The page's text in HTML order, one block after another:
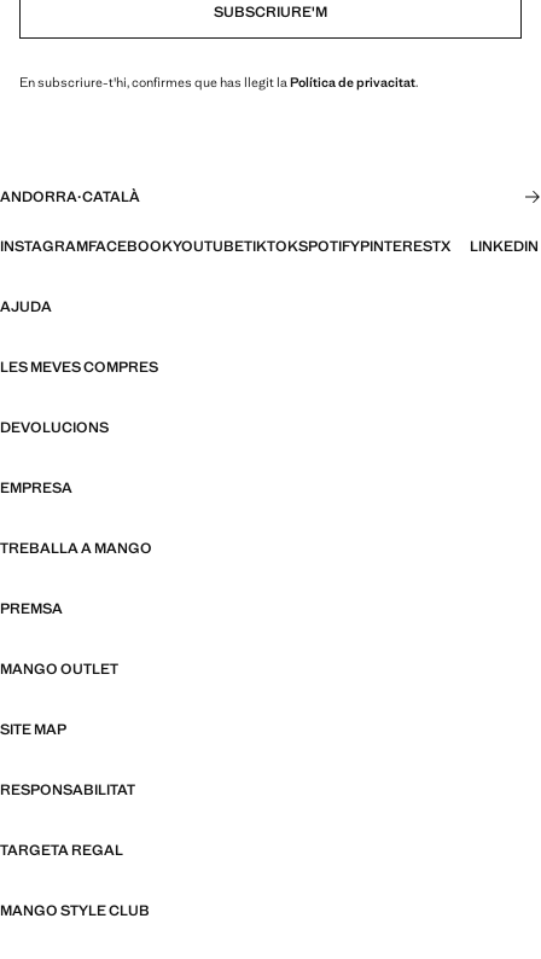
SUBSCRIURE'M
En subscriure-t'hi, confirmes que has llegit la Política de privacitat.
ANDORRA·CATALÀ
INSTAGRAMFACEBOOKYOUTUBETIKTOKSPOTIFYPINTERESTX LINKEDIN
AJUDA
LES MEVES COMPRES
DEVOLUCIONS
EMPRESA
TREBALLA A MANGO
PREMSA
MANGO OUTLET
SITE MAP
RESPONSABILITAT
TARGETA REGAL
MANGO STYLE CLUB